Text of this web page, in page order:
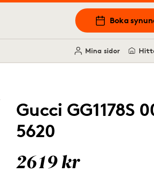
Boka
Mina sidor
Gucci GG1178S
5620
2619 kr